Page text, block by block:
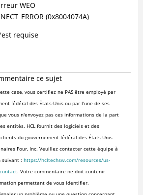
WEO
(0x8004074A)
requise
ce sujet
case, vous certifiez ne PAS être employé par
fédéral des États-Unis ou par l'une de ses
vous n'envoyez pas ces informations de la part
entités. HCL fournit des logiciels et des
du gouvernement fédéral des États-Unis
Four, Inc. Veuillez contacter cette équipe à
suivant : https://hcltechsw.com/resources/us-
. Votre commentaire ne doit contenir
permettant de vous identifier.